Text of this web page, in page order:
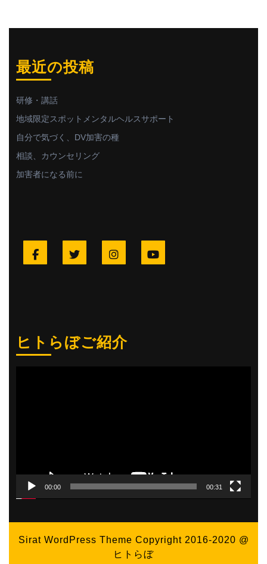
最近の投稿
研修・講話
地域限定スポットメンタルヘルスサポート
自分で気づく、DV加害の種
相談、カウンセリング
加害者になる前に
Facebook Twitter Instagram
ヒトらぼご紹介
00:00 00:31
Sirat WordPress Theme Copyright 2016-2020 @
ヒトらぼ